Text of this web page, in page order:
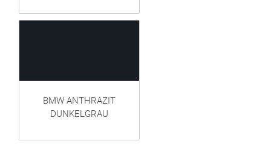
BMW ANTHRAZIT
DUNKELGRAU